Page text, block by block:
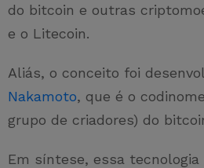
do bitcoin e outras
e o Litecoin.
Aliás, o conceito foi
Nakamoto, que é o
grupo de criadores) do
Em síntese, essa